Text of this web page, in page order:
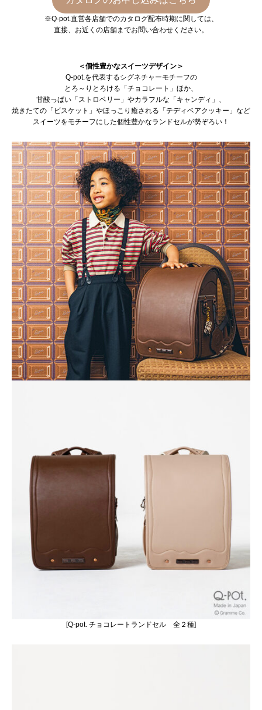
※Q-pot.直営各店舗でのカタログ配布時期に関しては、
直接、お近くの店舗までお問い合わせください。
＜個性豊かなスイーツデザイン＞
Q-pot.を代表するシグネチャーモチーフの
とろ～りとろける「チョコレート」ほか、
甘酸っぱい「ストロベリー」やカラフルな「キャンディ」、
焼きたての「ビスケット」やほっこり癒される「テディベアクッキー」など
スイーツをモチーフにした個性豊かなランドセルが勢ぞろい！
[Q-pot. チョコレートランドセル 全２種]